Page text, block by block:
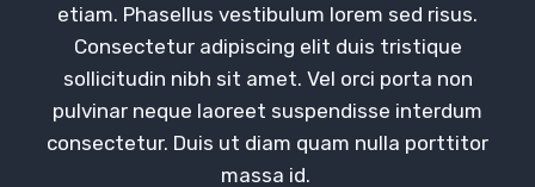
etiam. Phasellus vestibulum lorem sed risus.
Consectetur adipiscing elit duis tristique
sollicitudin nibh sit amet. Vel orci porta non
pulvinar neque laoreet suspendisse interdum
consectetur. Duis ut diam quam nulla porttitor
massa id.